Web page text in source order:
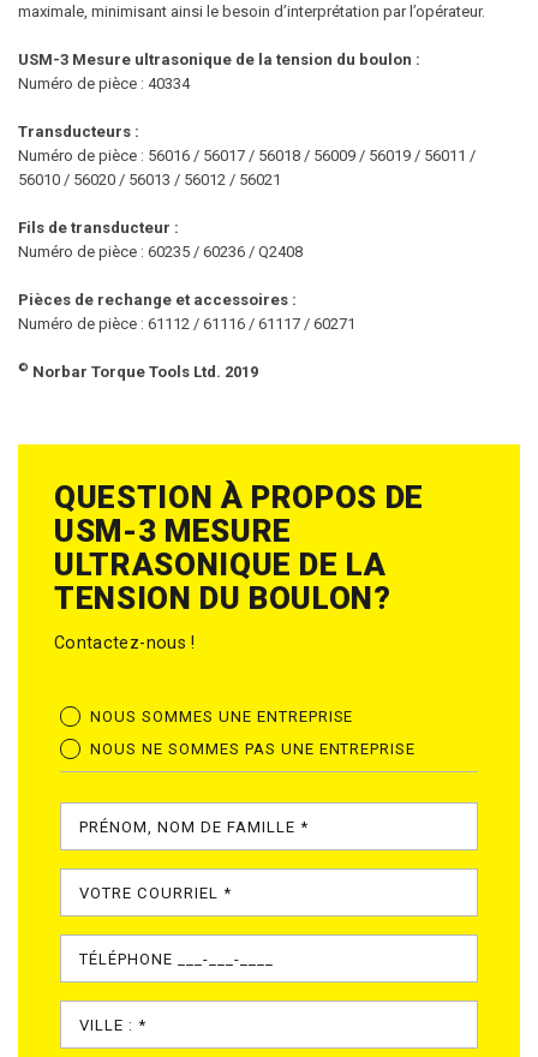
maximale, minimisant ainsi le besoin d’interprétation par l’opérateur.
USM-3 Mesure ultrasonique de la tension du boulon :
Numéro de pièce : 40334
Transducteurs :
Numéro de pièce : 56016 / 56017 / 56018 / 56009 / 56019 / 56011 /
56010 / 56020 / 56013 / 56012 / 56021
Fils de transducteur :
Numéro de pièce : 60235 / 60236 / Q2408
Pièces de rechange et accessoires :
Numéro de pièce : 61112 / 61116 / 61117 / 60271
© Norbar Torque Tools Ltd. 2019
QUESTION À PROPOS DE
USM-3 MESURE
ULTRASONIQUE DE LA
TENSION DU BOULON?
Contactez-nous !
NOUS SOMMES UNE ENTREPRISE
NOUS NE SOMMES PAS UNE ENTREPRISE